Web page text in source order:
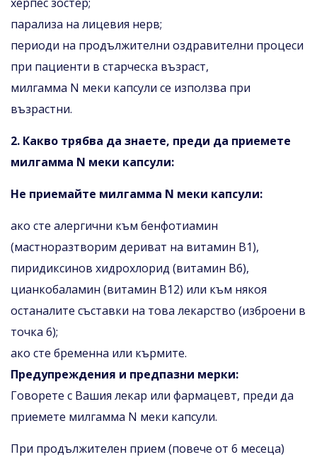
парализа на лицевия нерв;
периоди на продължителни оздравителни процеси
при пациенти в старческа възраст,
милгамма N меки капсули се използва при
възрастни.
2. Какво трябва да знаете, преди да приемете
милгамма N меки капсули:
Не приемайте милгамма N меки капсули:
ако сте алергични към бенфотиамин
(мастноразтворим дериват на витамин B1),
пиридиксинов хидрохлорид (витамин В6),
цианкобаламин (витамин В12) или към някоя
останалите съставки на това лекарство (изброени в
точка 6);
ако сте бременна или кърмите.
Предупреждения и предпазни мерки:
Говорете с Вашия лекар или фармацевт, преди да
приемете милгамма N меки капсули.
При продължителен прием (повече от 6 месеца)